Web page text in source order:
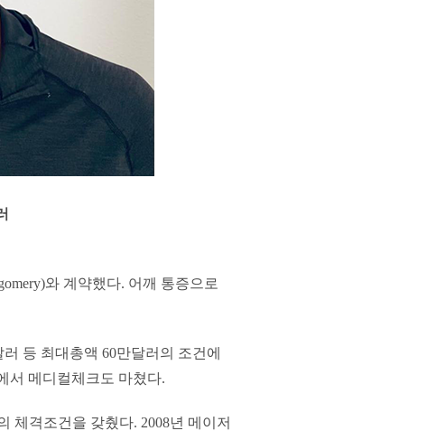
와 계약했다. 어깨 통증으로
등 최대총액 60만달러의 조건에
서 메디컬체크도 마쳤다.
체격조건을 갖췄다. 2008년 메이저